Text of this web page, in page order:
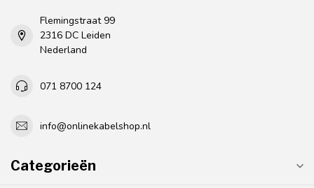
Flemingstraat 99
2316 DC Leiden
Nederland
071 8700 124
info@onlinekabelshop.nl
Categorieën